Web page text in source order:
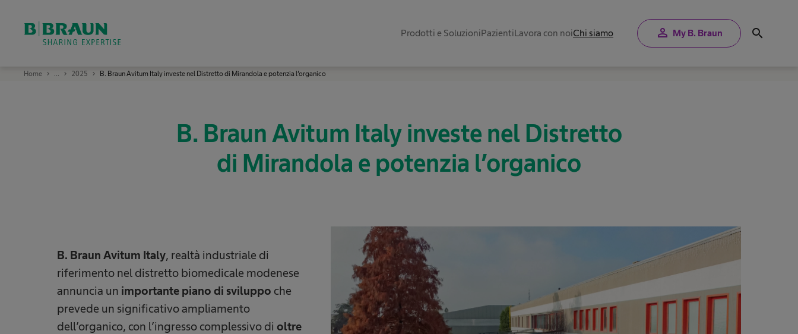
Prodotti e SoluzioniPazientiLavora con noiChi siamo person My B. Braun search
HomeB
... 2025 B. Braun Avitum Italy investe nel Distretto di Mirandola e potenzia l’organico
B. Braun Avitum Italy investe nel Distretto
di Mirandola e potenzia l’organico
B. Braun Avitum Italy, realtà industriale di
riferimento nel distretto biomedicale modenese
annuncia un importante piano di sviluppo che
prevede un significativo ampliamento
dell’organico, con l’ingresso complessivo di oltre